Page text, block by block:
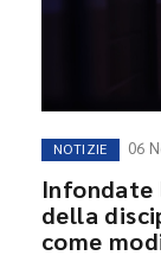
NOTIZIE 06
della
come